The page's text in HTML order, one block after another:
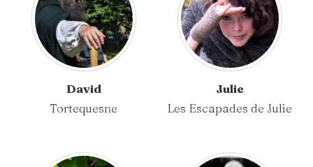
David
Tortequesne
Julie
Les Escapades de Julie